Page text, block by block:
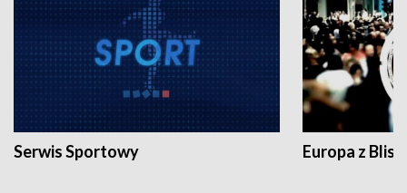
Serwis Sportowy Europa z